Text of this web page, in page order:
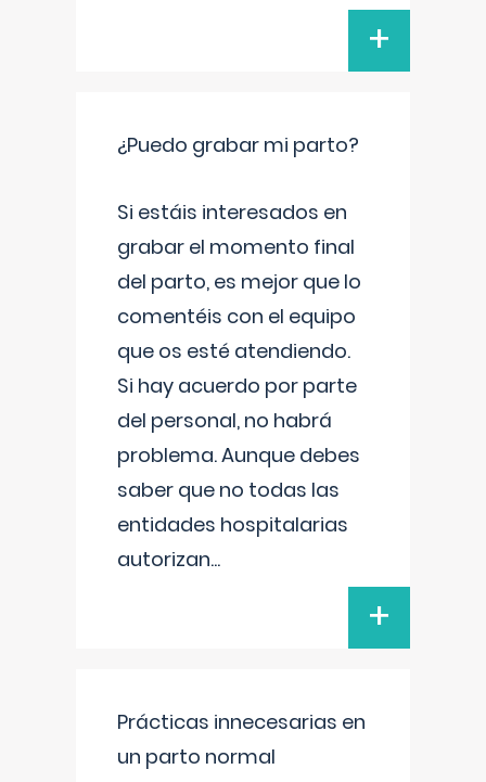
+
¿Puedo grabar mi parto?
Si estáis interesados en
grabar el momento final
del parto, es mejor que lo
comentéis con el equipo
que os esté atendiendo.
Si hay acuerdo por parte
del personal, no habrá
problema. Aunque debes
saber que no todas las
entidades hospitalarias
autorizan...
+
Prácticas innecesarias en
un parto normal